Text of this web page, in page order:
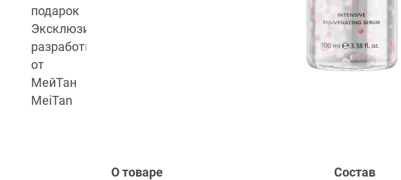
О товаре Состав